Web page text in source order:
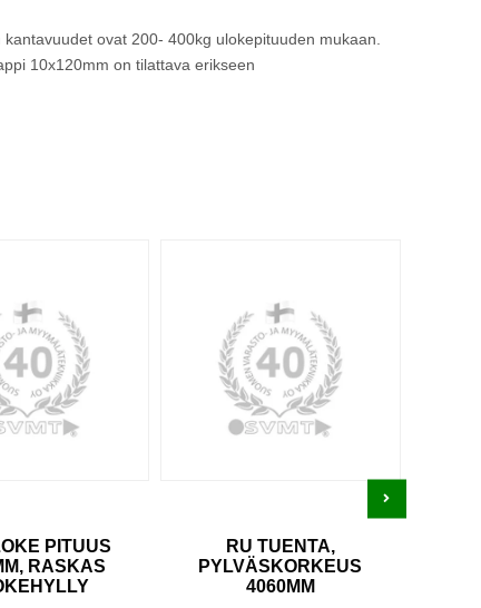
ovat 200- 400kg ulokepituuden mukaan.
10x120mm on tilattava erikseen
PITUUS
RASKAS
RU TUENTA,
PYLVÄSKORKEUS
4060MM